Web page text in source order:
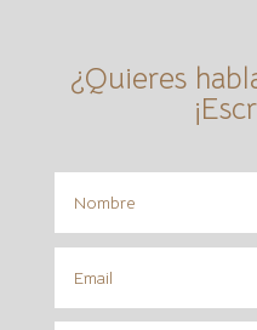
¿Quieres